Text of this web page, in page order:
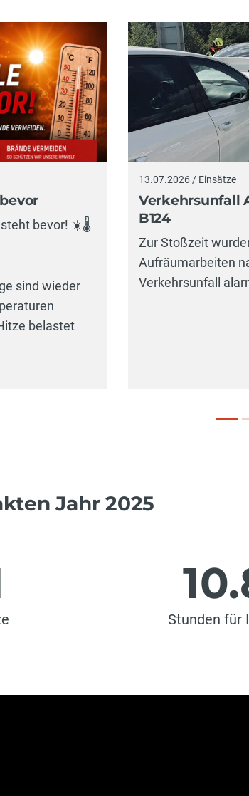
steht bevor! ☀️🌡️
sind wieder
belastet
13.07.2026 / Einsätze
Verkehrsunfall
B124
Zur Stoßzeit
Aufräumarbeiten
Verkehrsunfall
Jahr 2025
Stunden für